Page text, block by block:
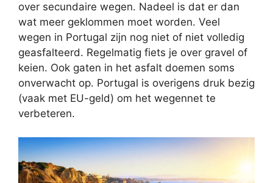
over secundaire wegen. Nadeel is dat er dan
wat meer geklommen moet worden. Veel
wegen in Portugal zijn nog niet of niet volledig
geasfalteerd. Regelmatig fiets je over gravel of
keien. Ook gaten in het asfalt doemen soms
onverwacht op. Portugal is overigens druk bezig
(vaak met EU-geld) om het wegennet te
verbeteren.